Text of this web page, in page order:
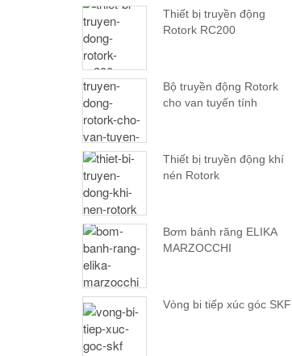
Thiết bị truyền động
Rotork RC200
Bộ truyền động Rotork
cho van tuyến tính
Thiết bị truyền động khí
nén Rotork
Bơm bánh răng ELIKA
MARZOCCHI
Vòng bi tiếp xúc góc SKF